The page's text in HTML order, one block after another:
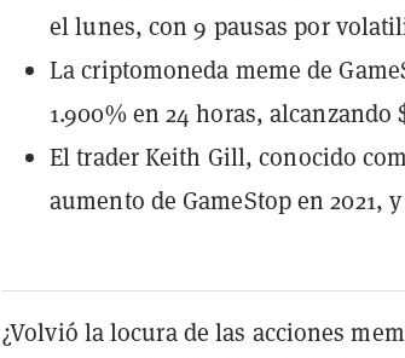
el lunes, con 9 pausas por
La criptomoneda meme de
1.900% en 24 horas, alcanzando
El trader Keith Gill, conocido
aumento de GameStop en 2021,
¿Volvió la locura de las acciones